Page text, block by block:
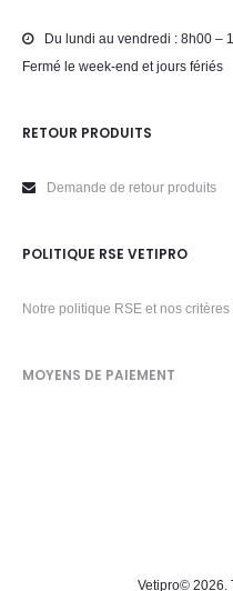
Du lundi au vendredi : 8h00 –
Fermé le week-end et jours fériés
RETOUR PRODUITS
Demande de retour produits
POLITIQUE RSE VETIPRO
Notre politique RSE et nos
MOYENS DE PAIEMENT
Vetipro© 2026.